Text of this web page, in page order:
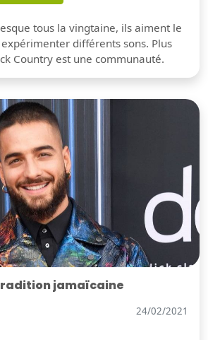
tous la vingtaine, ils aiment le
différents sons. Plus
Country est une communauté.
jamaïcaine
24/02/2021